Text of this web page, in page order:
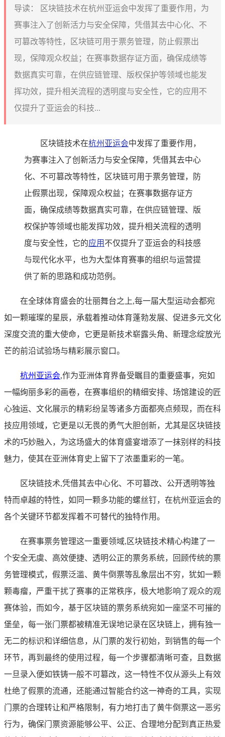
导读：
区块链技术在杭州亚运会中发挥了重要作用，为
赛事注入了创新活力与安全保障，凭借其去中心化、不
可篡改等特性，区块链可用于票务管理，防止假票出
现，保障观众权益；在赛事数据存证方面，确保成绩等
数据真实可靠，在供应链管理、版权保护等领域也能发
挥功效，提升相关流程的透明度与安全性，它的应用不
仅提升了亚运会的科技...
区块链技术在杭州亚运会中发挥了重要作用，
为赛事注入了创新活力与安全保障，凭借其去中心
化、不可篡改等特性，区块链可用于票务管理，防
止假票出现，保障观众权益；在赛事数据存证方
面，确保成绩等数据真实可靠，在供应链管理、版
权保护等领域也能发挥功效，提升相关流程的透明
度与安全性，它的应用 不仅提升了亚运会的科技感
与现代化水平，也为大型体育赛事的组织与运营提
供了新的思路和成功范例。
在全球体育盛会的壮丽舞台之上,每一届大型运动会都宛
如一颗璀璨的星辰，承载着推动体育蓬勃发展、促进多元文化
深度交流的重大使命，它更是新技术崭露头角、新理念绽放光
芒的前沿试验场与精彩展示窗口。
杭州亚运会,作为亚洲体育界备受瞩目的重要盛事，宛如
一幅绚丽多彩的画卷，在赛事组织的精细安排、场馆建设的匠
心独运、文化展示的精彩纷呈等诸多方面都亮点频现，而在科
技应用领域，它更是以无畏的勇气大胆创新，尤其是区块链技
术的巧妙融入，为这场盛大的体育盛宴增添了一抹别样的科技
魅力，使其在亚洲体育史上留下了浓墨重彩的一笔。
区块链技术,凭借其去中心化、不可篡改、公开透明等独
特而卓越的特性，如同一颗多功能的螺丝钉，在杭州亚运会的
各个关键环节都发挥着不可替代的独特作用。
在赛事票务管理这一重要领域,区块链技术精心构建了一
个安全无虞、高效便捷、透明公正的票务系统，回顾传统的票
务管理模式，假票泛滥、黄牛倒票等乱象层出不穷，犹如一颗
颗毒瘤，严重干扰了赛事的正常秩序，极大地影响了观众的观
赛体验，而如今，基于区块链的票务系统宛如一座坚不可摧的
堡垒，每一张门票都被精准无误地记录在区块链上，拥有独一
无二的标识和详细信息，从门票的发行初始，到销售的每一个
环节，再到最终的使用过程，每一个步骤都清晰可查，且数据
一旦录入便如铁铸一般不可篡改，这一特性不仅从源头上有效
杜绝了假票的流通，还能通过智能合约这一神奇的工具，实现
门票的合理转让和严格限制，有力地打击了黄牛倒票这一恶劣
行为，确保门票资源能够公平、公正、合理地分配到真正热爱